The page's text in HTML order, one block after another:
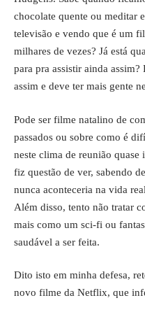
chocolate quente ou meditar
televisão e vendo que é um
milhares de vezes? Já está
para pra assistir ainda
assim e deve ter mais gente
Pode ser filme natalino de
passados ou sobre como é
neste clima de reunião
fiz questão de ver, sabendo
nunca aconteceria na vida
Além disso, tento não tratar
mais como um sci-fi ou
saudável a ser feita.
Dito isto em minha defesa,
novo filme da Netflix, que